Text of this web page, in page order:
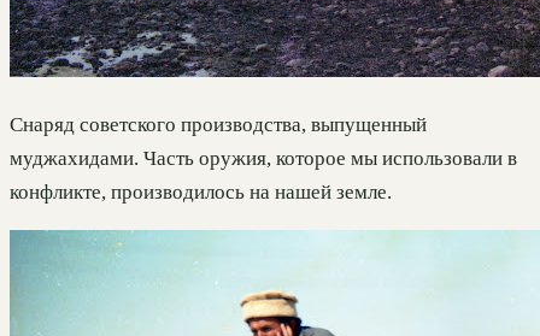
Снаряд советского производства, выпущенный
муджахидами. Часть оружия, которое мы использовали в
конфликте, производилось на нашей земле.